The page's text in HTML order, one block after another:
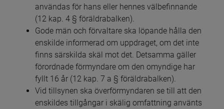
användas för hans eller hennes välbefinnande
(12 kap. 4 § föräldrabalken).
Gode män och förvaltare ska löpande hålla den
enskilde informerad om uppdraget, om det inte
finns särskilda skäl mot det. Detsamma gäller
förordnade förmyndare om den omyndige har
fyllt 16 år (12 kap. 7 a § föräldrabalken).
Vid tillsynen ska överförmyndaren se till att den
enskildes tillgångar i skälig omfattning använts